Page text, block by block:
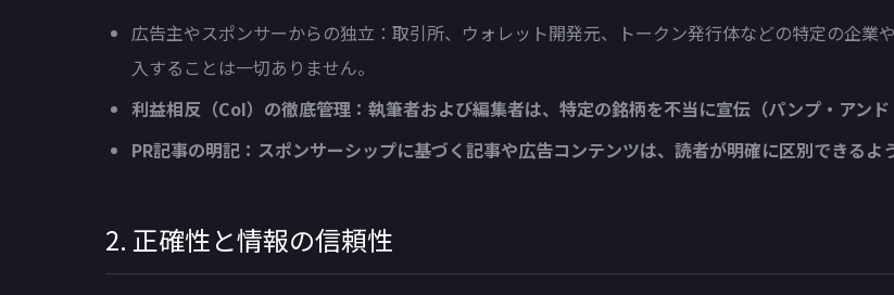
広告主やスポンサーからの独立：取引所、ウォレット開発元、トークン発行体などの特定の企業
入することは一切ありません。
利益相反（CoI）の徹底管理：執筆者および編集者は、特定の銘柄を不当に宣伝（パンプ・アン
PR記事の明記：スポンサーシップに基づく記事や広告コンテンツは、読者が明確に区別できるよ
2. 正確性と情報の信頼性